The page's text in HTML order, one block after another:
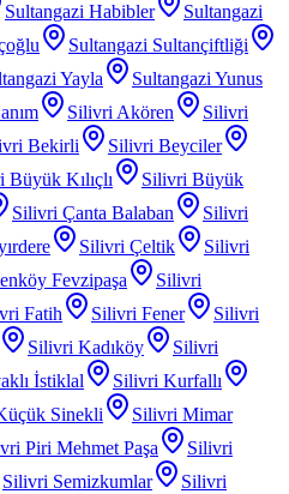
Sultangazi Habibler
Sultangazi
Sultangazi Sultançiftliği
Yayla
Sultangazi Yunus
Silivri Akören
Silivri
Bekirli
Silivri Beyciler
Büyük Kılıçlı
Silivri Büyük
Silivri Çanta Balaban
Silivri
Silivri Çeltik
Silivri
Fevzipaşa
Silivri
Fatih Silivri Fener
Silivri
Silivri Kadıköy
Silivri
İstiklal
Silivri Kurfallı
Sinekli
Silivri Mimar
Piri Mehmet Paşa
Silivri
Silivri Semizkumlar
Silivri